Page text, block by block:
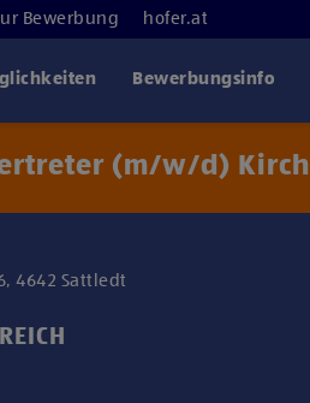
Bewerbung hofer.at
Bewerbungsinfo
(m/w/d)
4642 Sattledt